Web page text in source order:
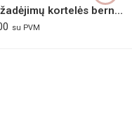
Pasižadėjimų kortelės berniukui
su PVM